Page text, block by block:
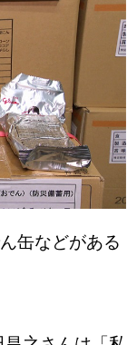
缶などがある